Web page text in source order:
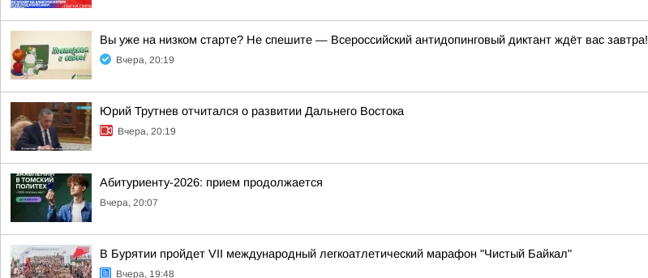
Вы уже на низком старте? Не спешите — Всероссийский антидопинговый диктант ждёт вас завтра!
Вчера, 20:19
Юрий Трутнев отчитался о развитии Дальнего Востока
Вчера, 20:19
Абитуриенту-2026: прием продолжается
Вчера, 20:07
В Бурятии пройдет VII международный легкоатлетический марафон "Чистый Байкал"
Вчера, 19:48